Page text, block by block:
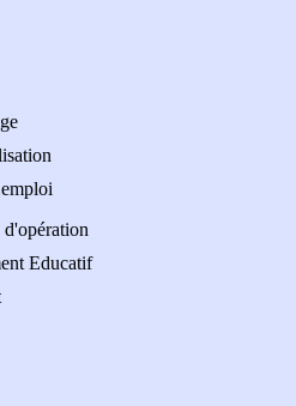
Educatif